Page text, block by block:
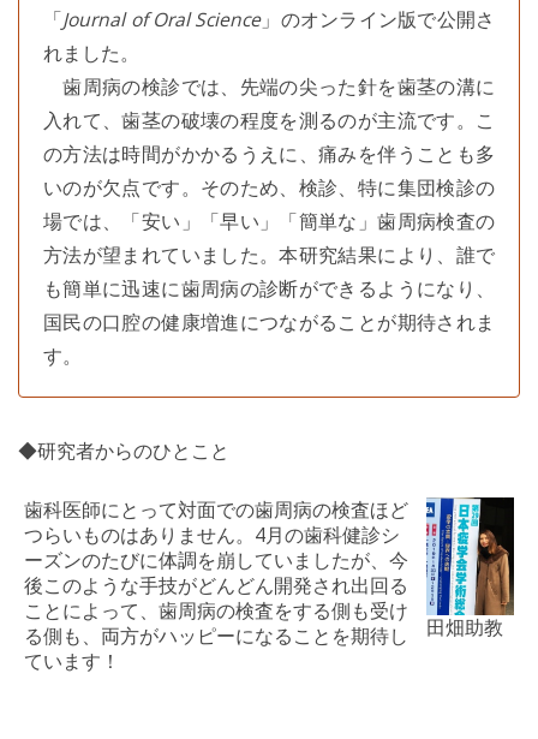
「Journal of Oral Science」のオンライン版で公開さ
れました。
歯周病の検診では、先端の尖った針を歯茎の溝に
入れて、歯茎の破壊の程度を測るのが主流です。こ
の方法は時間がかかるうえに、痛みを伴うことも多
いのが欠点です。そのため、検診、特に集団検診の
場では、「安い」「早い」「簡単な」歯周病検査の
方法が望まれていました。本研究結果により、誰で
も簡単に迅速に歯周病の診断ができるようになり、
国民の口腔の健康増進につながることが期待されま
す。
◆研究者からのひとこと
歯科医師にとって対面での歯周病の検査ほど
つらいものはありません。4月の歯科健診シ
ーズンのたびに体調を崩していましたが、今
後このような手技がどんどん開発され出回る
ことによって、歯周病の検査をする側も受け
る側も、両方がハッピーになることを期待し
ています！
田畑助教